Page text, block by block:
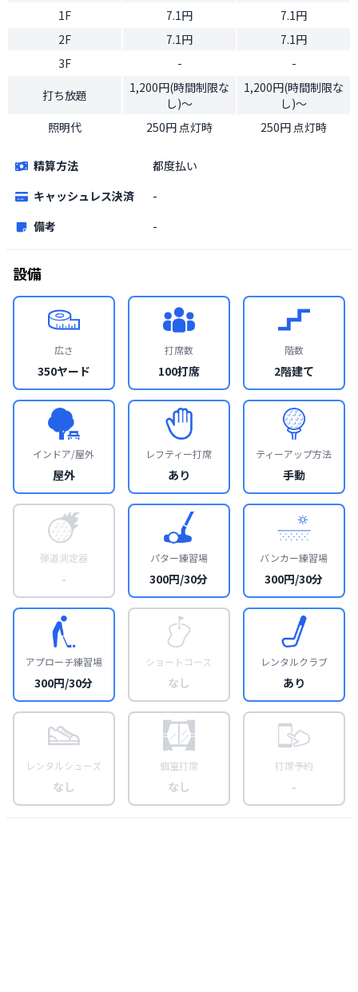
1F
7.1円
7.1円
2F
7.1円
7.1円
3F
-
-
打ち放題
1,200円(時間制限な
し)～
1,200円(時間制限な
し)～
照明代
250円 点灯時 250円 点灯時
精算方法
都度払い
キャッシュレス決済
-
備考
-
設備
広さ
350ヤード
打席数
100打席
階数
2階建て
インドア/屋外
屋外
レフティー打席
あり
ティーアップ方法
手動
弾道測定器
-
パター練習場
300円/30分
バンカー練習場
300円/30分
アプローチ練習場
300円/30分
ショートコース
なし
レンタルクラブ
あり
レンタルシューズ
なし
個室打席
なし
打席予約
-